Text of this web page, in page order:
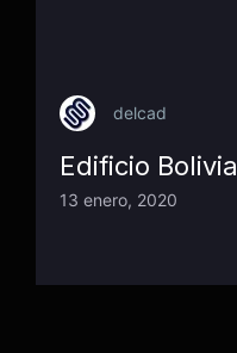
delcad
Edificio Bolivia
13 enero, 2020